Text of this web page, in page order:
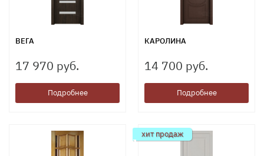
ВЕГА
17 970 руб.
Подробнее
КАРОЛИНА
14 700 руб.
Подробнее
хит продаж